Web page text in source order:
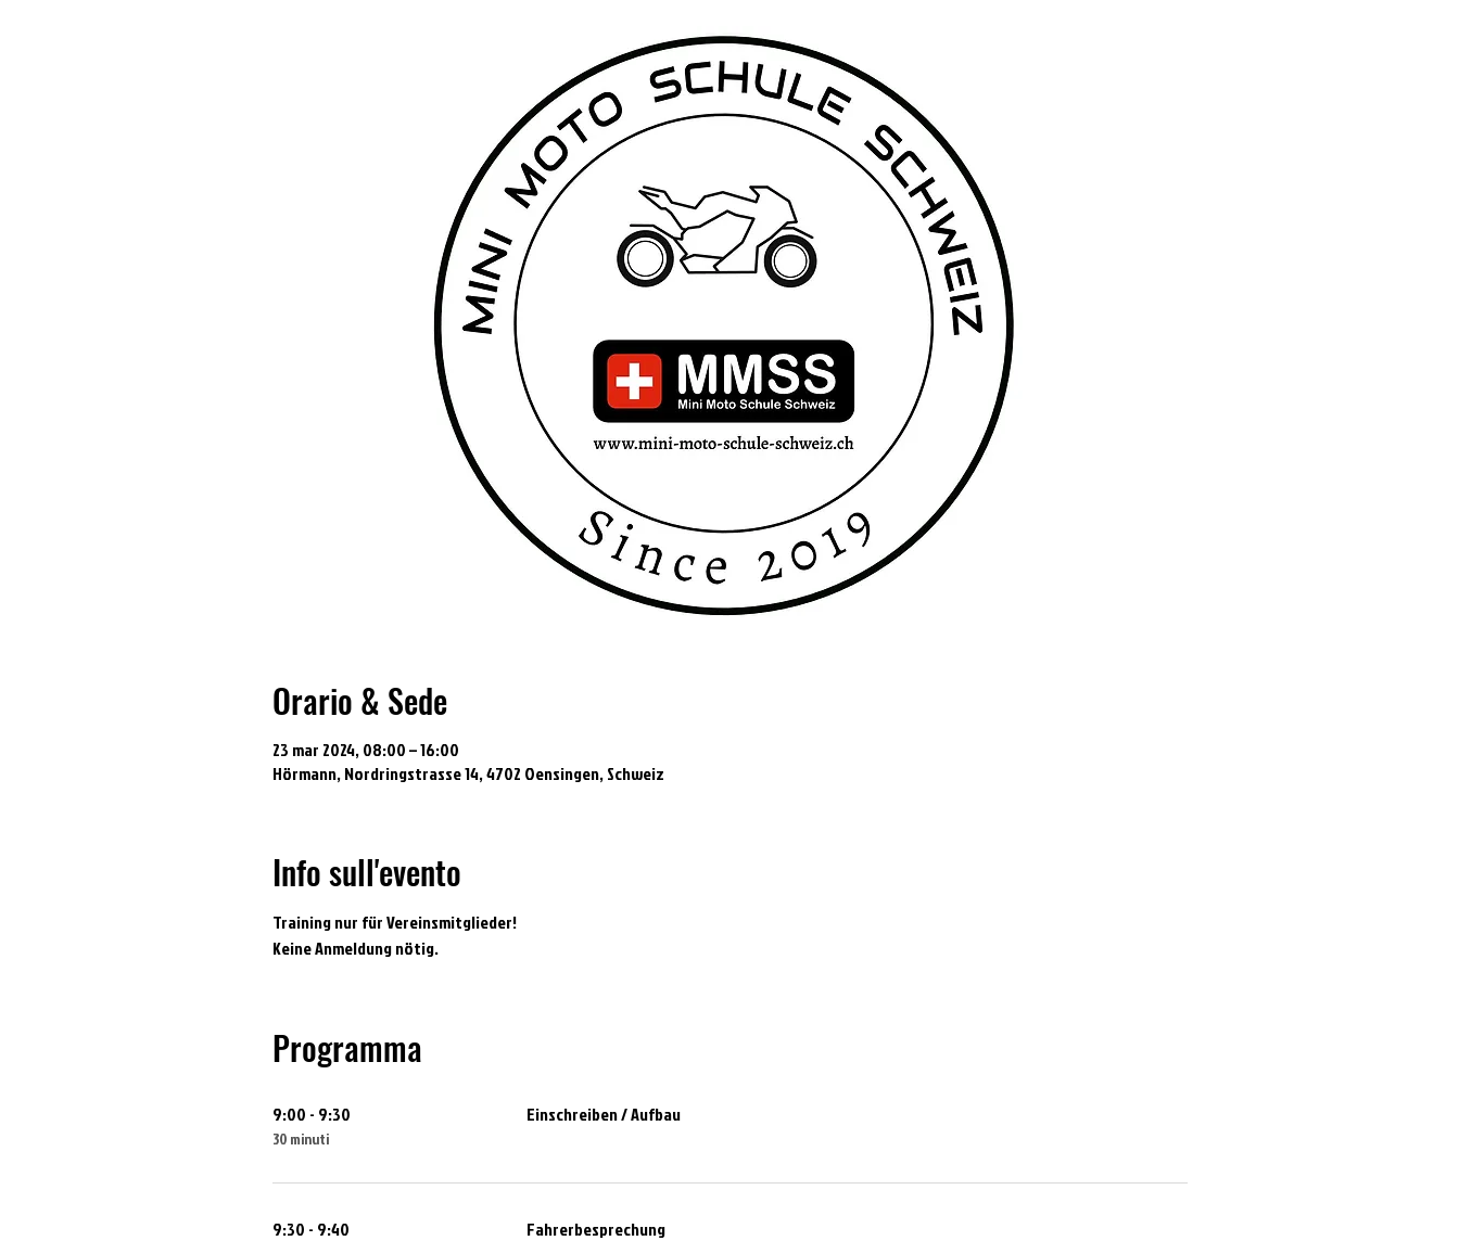
Orario & Sede
23 mar 2024, 08:00 – 16:00
Hörmann, Nordringstrasse 14, 4702 Oensingen, Schweiz
Info sull'evento
Training nur für Vereinsmitglieder!
Keine Anmeldung nötig.
Programma
9:00 - 9:30
30 minuti
Einschreiben / Aufbau
9:30 - 9:40 Fahrerbesprechung